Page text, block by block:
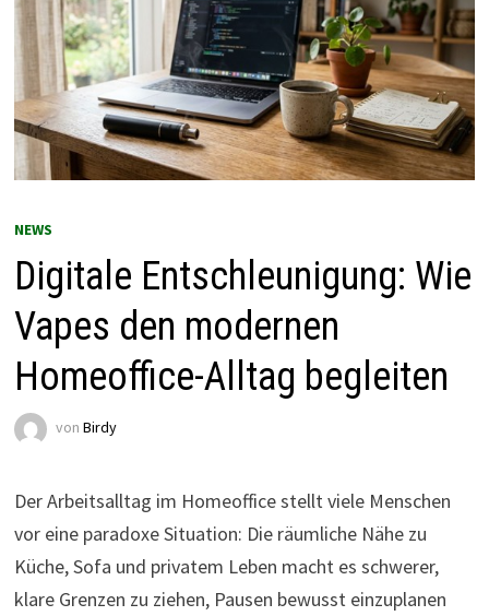
NEWS
Digitale Entschleunigung: Wie
Vapes den modernen
Homeoffice-Alltag begleiten
von Birdy
Der Arbeitsalltag im Homeoffice stellt viele Menschen
vor eine paradoxe Situation: Die räumliche Nähe zu
Küche, Sofa und privatem Leben macht es schwerer,
klare Grenzen zu ziehen, Pausen bewusst einzuplanen